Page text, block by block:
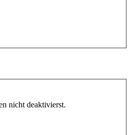
nicht deaktivierst.